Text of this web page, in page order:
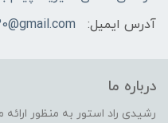
آدرس ایمیل:
درباره ما
رشیدی راد استور به منظور